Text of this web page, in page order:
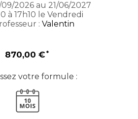
09/2026 au 21/06/2027
à 17h10 le Vendredi
: Valentin
870,00 €
votre formule :